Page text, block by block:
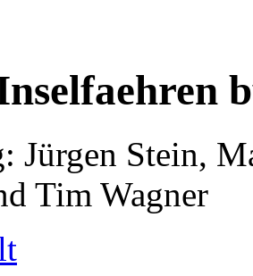
Jürgen Stein,
Tim Wagner